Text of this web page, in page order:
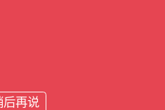
商务区宝环东路2号
后再说